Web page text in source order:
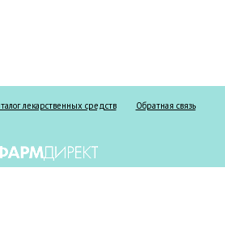
лекарственных средств Обратная связь